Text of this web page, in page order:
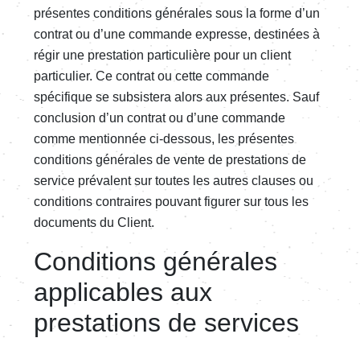
présentes conditions générales sous la forme d’un
contrat ou d’une commande expresse, destinées à
régir une prestation particulière pour un client
particulier. Ce contrat ou cette commande
spécifique se subsistera alors aux présentes. Sauf
conclusion d’un contrat ou d’une commande
comme mentionnée ci-dessous, les présentes
conditions générales de vente de prestations de
service prévalent sur toutes les autres clauses ou
conditions contraires pouvant figurer sur tous les
documents du Client.
Conditions générales
applicables aux
prestations de services